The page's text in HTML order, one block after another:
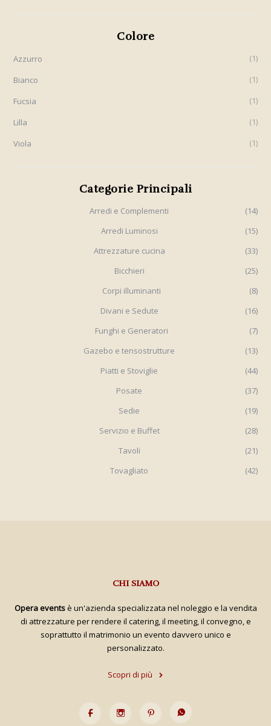
Colore
Azzurro
1
Bianco
1
Fucsia
1
Lilla
1
Viola
1
Categorie Principali
Arredi e Complementi
(14)
Arredi Luminosi
(15)
Attrezzature cucina
(33)
Bicchieri
(25)
Corpi illuminanti
(8)
Divani e Sedute
(16)
Funghi e Generatori
(7)
Gazebo e tensostrutture
(13)
Piatti e Stoviglie
(44)
Posate
(37)
Sedie
(19)
Servizio e Buffet
(28)
Tavoli
(21)
Tovagliato
(42)
CHI SIAMO
Opera eventsè un'azienda specializzata nel noleggio e la vendita
di attrezzature per rendere il catering, il meeting, il convegno, e
soprattutto il matrimonio un evento davvero unico e
personalizzato.
Scopri di più